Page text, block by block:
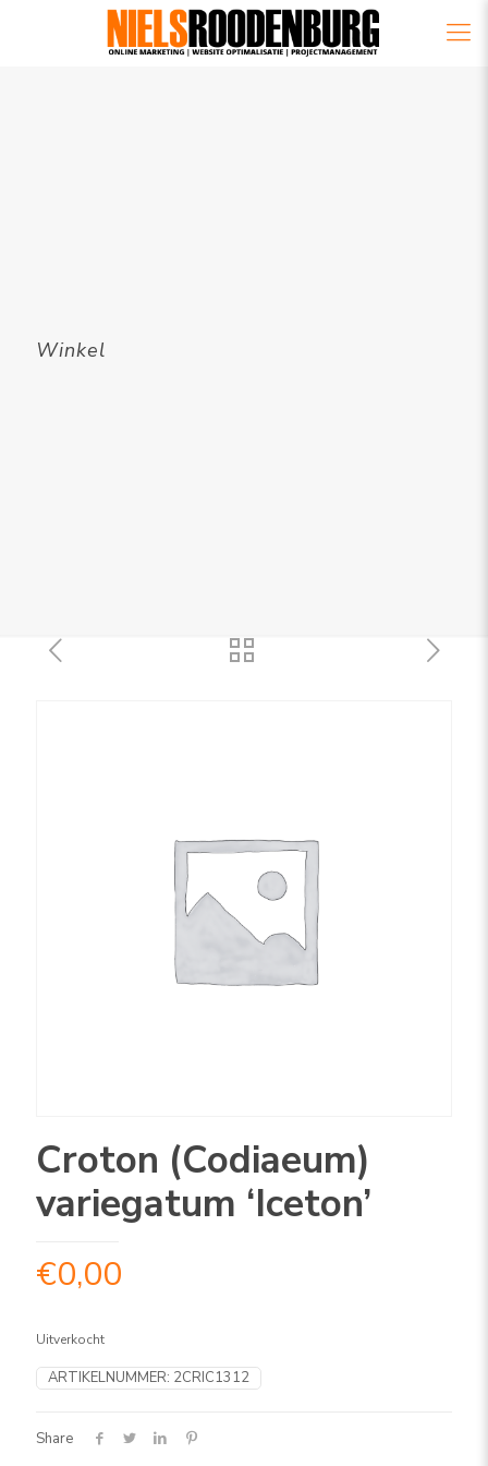
Winkel
Croton (Codiaeum)
variegatum ‘Iceton’
€0,00
Uitverkocht
ARTIKELNUMMER: 2CRIC1312
Share